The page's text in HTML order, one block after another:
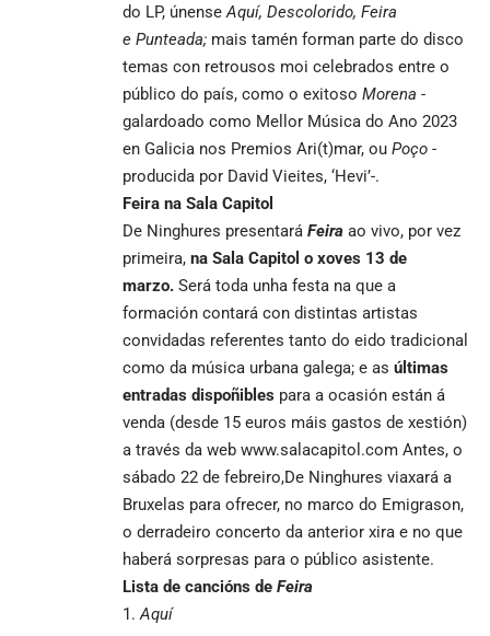
do LP, únense Aquí, Descolorido, Feira
e Punteada; mais tamén forman parte do disco
temas con retrousos moi celebrados entre o
público do país, como o exitoso Morena -
galardoado como Mellor Música do Ano 2023
en Galicia nos Premios Ari(t)mar, ou Poço -
producida por David Vieites, ‘Hevi’-.
Feira na Sala Capitol
De Ninghures presentará Feira ao vivo, por vez
primeira, na Sala Capitol o xoves 13 de
marzo. Será toda unha festa na que a
formación contará con distintas artistas
convidadas referentes tanto do eido tradicional
como da música urbana galega; e as últimas
entradas dispoñibles para a ocasión están á
venda (desde 15 euros máis gastos de xestión)
a través da web www.salacapitol.com Antes, o
sábado 22 de febreiro,De Ninghures viaxará a
Bruxelas para ofrecer, no marco do Emigrason,
o derradeiro concerto da anterior xira e no que
haberá sorpresas para o público asistente.
Lista de cancións de Feira
Aquí